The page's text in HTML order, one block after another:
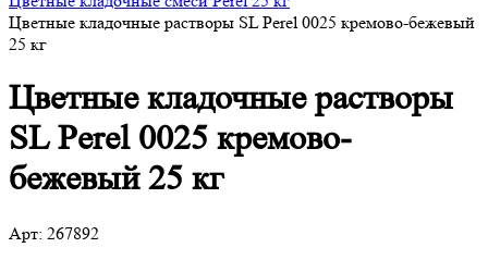
Цветные кладочные растворы SL Perel 0025 кремово-бежевый
25 кг
Цветные кладочные растворы
SL Perel 0025 кремово-
бежевый 25 кг
Арт: 267892